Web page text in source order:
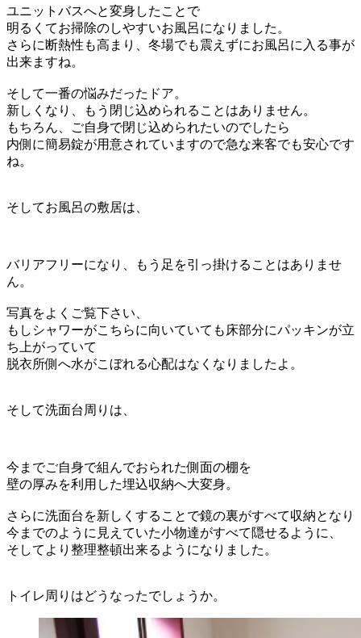
ユニットバスへと変身したことで
明るくてお掃除のしやすいお風呂になりました。
さらに断熱性も高まり、冬場でも震えずにお風呂に入る事が
出来ますね。
そして一番の悩みだったドア。
新しくなり、もう閉じ込められることはありません。
もちろん、ご自身で閉じ込められたいのでしたら
内側に簡易錠が用意されていますので急な来客でも安心です
ね。
そしてお風呂の敷居は、
バリアフリーになり、もう足を引っ掛けることはありませ
ん。
写真をよくご覧下さい、
もしシャワーがこちらに向いていても床部分にパッキンが立
ち上がっていて
脱衣所側へ水がこぼれる心配はなくなりましたよ。
そして洗面台周りは、
今までご自身で組んでおられた側面の棚を
壁の厚みを利用した埋込収納へ大変身。
さらに洗面台を新しくすることで鏡の裏がすべて収納となり
今までのように見えていた小物達がすべて隠せるように、
そしてより整理整頓出来るようになりました。
トイレ周りはどうなったでしょうか。